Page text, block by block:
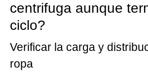
centrifuga aunque
ciclo?
Verificar la carga y
ropa